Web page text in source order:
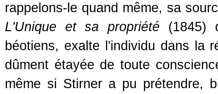
rappelons-le quand même, sa
L'Unique et sa propriété (1845)
béotiens, exalte l'individu dans la
dûment étayée de toute
même si Stirner a pu prétendre,